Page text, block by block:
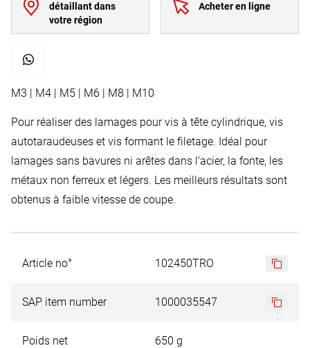
détaillant dans
votre région
Acheter en ligne
M3 | M4 | M5 | M6 | M8 | M10
Pour réaliser des lamages pour vis à tête cylindrique, vis
autotaraudeuses et vis formant le filetage. Idéal pour
lamages sans bavures ni arêtes dans l‘acier, la fonte, les
métaux non ferreux et légers. Les meilleurs résultats sont
obtenus à faible vitesse de coupe.
Article no° 102450TRO
SAP item number 1000035547
Poids net 650 g